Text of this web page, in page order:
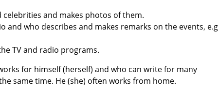
celebrities and makes photos of them.
and who describes and makes remarks on the events,
TV and radio programs.
for himself (herself) and who can write for many
same time. He (she) often works from home.